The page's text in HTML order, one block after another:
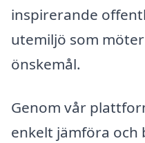
inspirerande
utemiljö som
önskemål.
Genom vår
enkelt jämföra